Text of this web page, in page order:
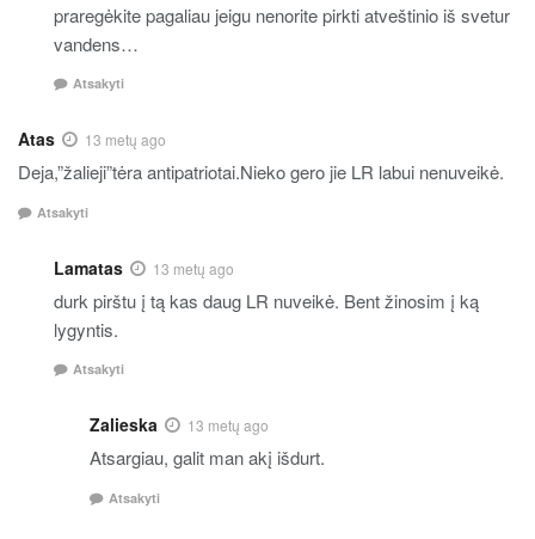
praregėkite pagaliau jeigu nenorite pirkti atveštinio iš svetur
vandens…
Atsakyti
Atas 13 metų ago
Deja,”žalieji”tėra antipatriotai.Nieko gero jie LR labui nenuveikė.
Atsakyti
Lamatas 13 metų ago
durk pirštu į tą kas daug LR nuveikė. Bent žinosim į ką
lygyntis.
Atsakyti
Zalieska 13 metų ago
Atsargiau, galit man akį išdurt.
Atsakyti